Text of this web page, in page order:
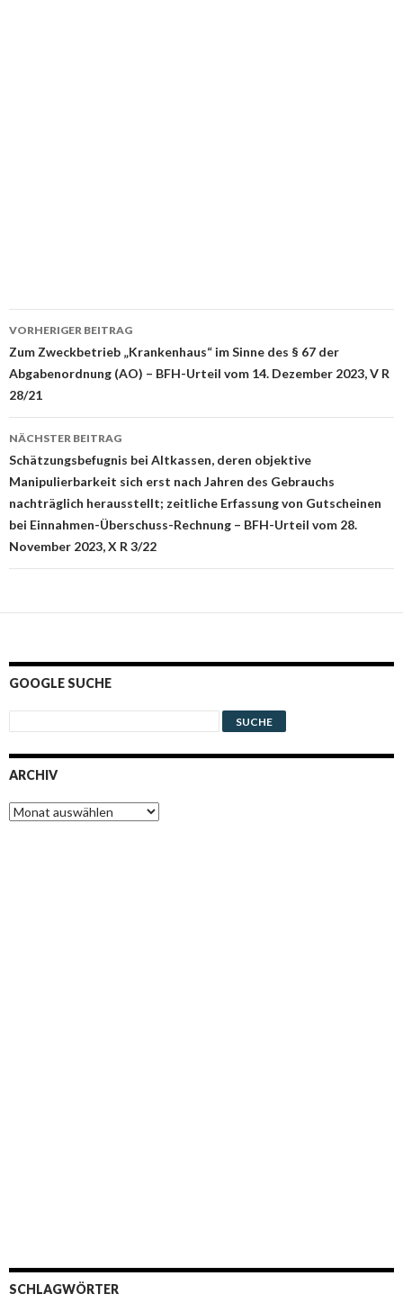
Beitrags-
Navigation
VORHERIGER BEITRAG
Zum Zweckbetrieb „Krankenhaus“ im Sinne des § 67 der
Abgabenordnung (AO) – BFH-Urteil vom 14. Dezember 2023, V R
28/21
NÄCHSTER BEITRAG
Schätzungsbefugnis bei Altkassen, deren objektive
Manipulierbarkeit sich erst nach Jahren des Gebrauchs
nachträglich herausstellt; zeitliche Erfassung von Gutscheinen
bei Einnahmen-Überschuss-Rechnung – BFH-Urteil vom 28.
November 2023, X R 3/22
GOOGLE SUCHE
ARCHIV
Archiv
SCHLAGWÖRTER